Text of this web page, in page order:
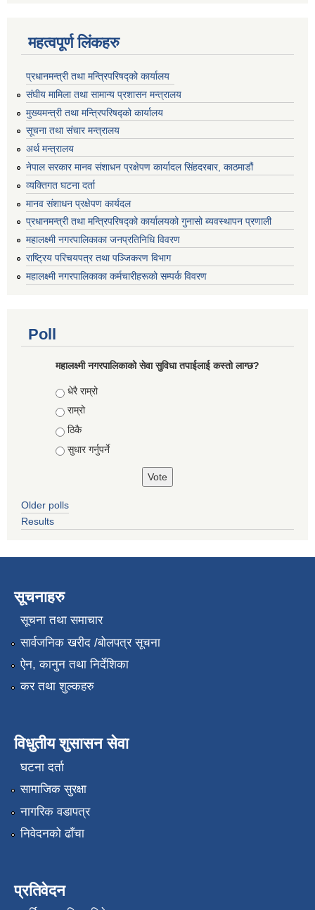
महत्वपूर्ण लिंकहरु
प्रधानमन्त्री तथा मन्त्रिपरिषद्को कार्यालय
संघीय मामिला तथा सामान्य प्रशासन मन्त्रालय
मुख्यमन्त्री तथा मन्त्रिपरिषद्को कार्यालय
सूचना तथा संचार मन्त्रालय
अर्थ मन्त्रालय
नेपाल सरकार मानव संशाधन प्रक्षेपण कार्यादल सिंहदरबार, काठमाडौं
व्यक्तिगत घटना दर्ता
मानव संशाधन प्रक्षेपण कार्यदल
प्रधानमन्त्री तथा मन्त्रिपरिषद्को कार्यालयको गुनासो ब्यवस्थापन प्रणाली
महालक्ष्मी नगरपालिकाका जनप्रतिनिधि विवरण
राष्ट्रिय परिचयपत्र तथा पञ्जिकरण विभाग
महालक्ष्मी नगरपालिकाका कर्मचारीहरूको सम्पर्क विवरण
Poll
महालक्ष्मी नगरपालिकाको सेवा सुविधा तपाईलाई कस्तो लाग्छ?
Choices
धेरै राम्रो
राम्रो
ठिकै
सुधार गर्नुपर्ने
Older polls
Results
सूचनाहरु
सूचना तथा समाचार
सार्वजनिक खरीद /बोलपत्र सूचना
ऐन, कानुन तथा निर्देशिका
कर तथा शुल्कहरु
विधुतीय शुसासन सेवा
घटना दर्ता
सामाजिक सुरक्षा
नागरिक वडापत्र
निवेदनको ढाँचा
प्रतिवेदन